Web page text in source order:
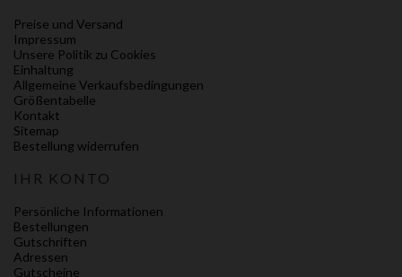
Preise und Versand
Impressum
Unsere Politik zu Cookies
Einhaltung
Allgemeine Verkaufsbedingungen
Größentabelle
Kontakt
Sitemap
Bestellung widerrufen
IHR KONTO
Persönliche Informationen
Bestellungen
Gutschriften
Adressen
Gutscheine